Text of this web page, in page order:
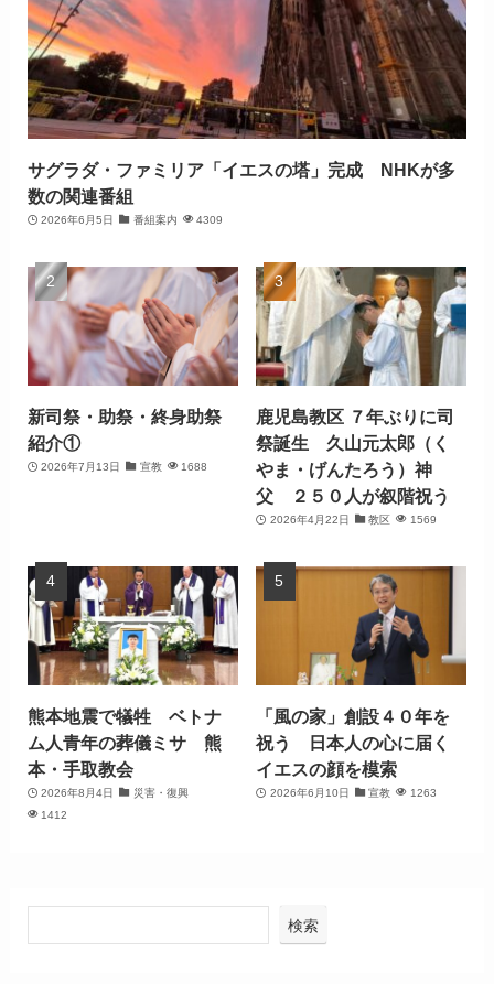
サグラダ・ファミリア「イエスの塔」完成 NHKが多
数の関連番組
2026年6月5日 番組案内 4309
新司祭・助祭・終身助祭
紹介①
2026年7月13日 宣教 1688
鹿児島教区 ７年ぶりに司
祭誕生 久山元太郎（く
やま・げんたろう）神
父 ２５０人が叙階祝う
2026年4月22日 教区 1569
熊本地震で犠牲 ベトナ
ム人青年の葬儀ミサ 熊
本・手取教会
2026年8月4日
災害・復興
1412
「風の家」創設４０年を
祝う 日本人の心に届く
イエスの顔を模索
2026年6月10日 宣教 1263
検索